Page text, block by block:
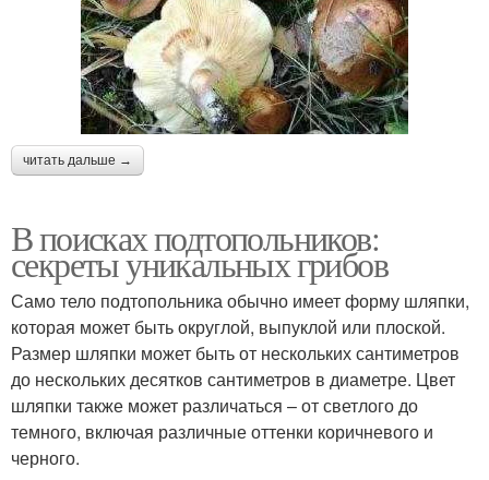
читать дальше →
В поисках подтопольников:
секреты уникальных грибов
Само тело подтопольника обычно имеет форму шляпки,
которая может быть округлой, выпуклой или плоской.
Размер шляпки может быть от нескольких сантиметров
до нескольких десятков сантиметров в диаметре. Цвет
шляпки также может различаться – от светлого до
темного, включая различные оттенки коричневого и
черного.